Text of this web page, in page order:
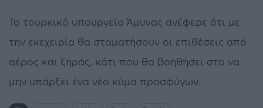
Το τουρκικό υπουργείο Άμυνας ανέφερε ότι με
την εκεχειρία θα σταματήσουν οι επιθέσεις από
αέρος και ξηράς, κάτι που θα βοηθήσει στο να
μην υπάρξει ένα νέο κύμα προσφύγων.